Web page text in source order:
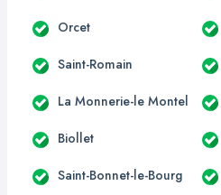
Orcet
Saint-Romain
La Monnerie-le Montel
Biollet
Saint-Bonnet-le-Bourg